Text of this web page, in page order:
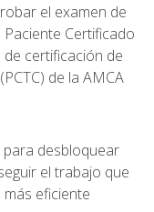
el examen de
Certificado
de certificación de
de la AMCA
para desbloquear
el trabajo que
eficiente